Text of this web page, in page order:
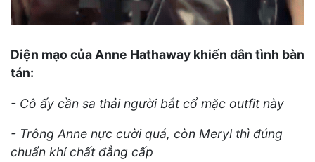
Diện mạo của Anne Hathaway khiến dân tình bàn
tán:
- Cô ấy cần sa thải người bắt cổ mặc outfit này
- Trông Anne nực cười quá, còn Meryl thì đúng
chuẩn khí chất đẳng cấp